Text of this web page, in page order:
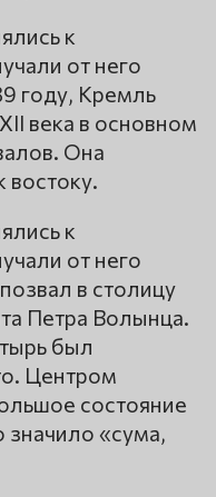
к
от него
году, Кремль
века в основном
Она
востоку.
к
от него
в столицу
Петра Волынца.
был
Центром
состояние
значило «сума,